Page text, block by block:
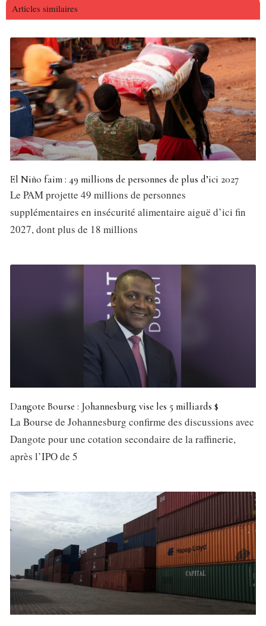
Articles similaires
El Niño faim : 49 millions de personnes de plus d’ici 2027
Le PAM projette 49 millions de personnes
supplémentaires en insécurité alimentaire aiguë d’ici fin
2027, dont plus de 18 millions
Dangote Bourse : Johannesburg vise les 5 milliards $
La Bourse de Johannesburg confirme des discussions avec
Dangote pour une cotation secondaire de la raffinerie,
après l’IPO de 5